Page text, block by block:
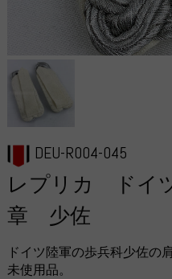
DEU-R004-045
レプリカ ドイ
章 少佐
ドイツ陸軍の歩兵科少佐の
未使用品。